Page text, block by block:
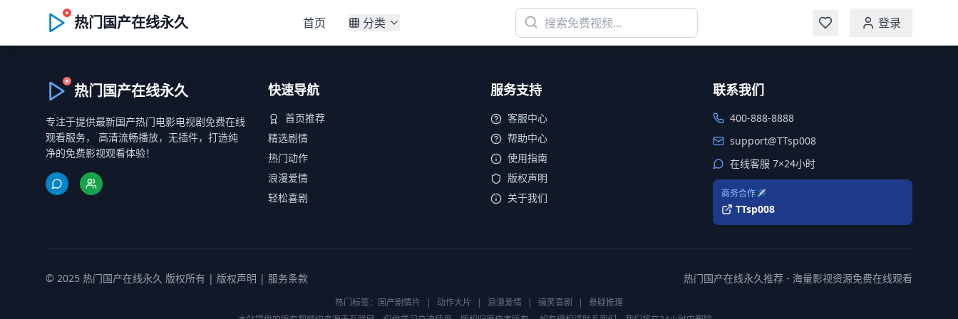
热门国产在线永久 首页 分类 登录
热门国产在线永久
专注于提供最新国产热门电影电视剧免费在线
观看服务， 高清流畅播放，无插件，打造纯
净的免费影视观看体验！
快速导航
首页推荐
精选剧情
热门动作
浪漫爱情
轻松喜剧
服务支持
客服中心
帮助中心
使用指南
版权声明
关于我们
联系我们
400-888-8888
support@TTsp008
在线客服 7×24小时
商务合作✈️
TTsp008
© 2025 热门国产在线永久 版权所有 | 版权声明 | 服务条款 热门国产在线永久推荐 - 海量影视资源免费在线观看
热门标签： 国产剧情片 | 动作大片 | 浪漫爱情 | 搞笑喜剧 |
悬疑推理